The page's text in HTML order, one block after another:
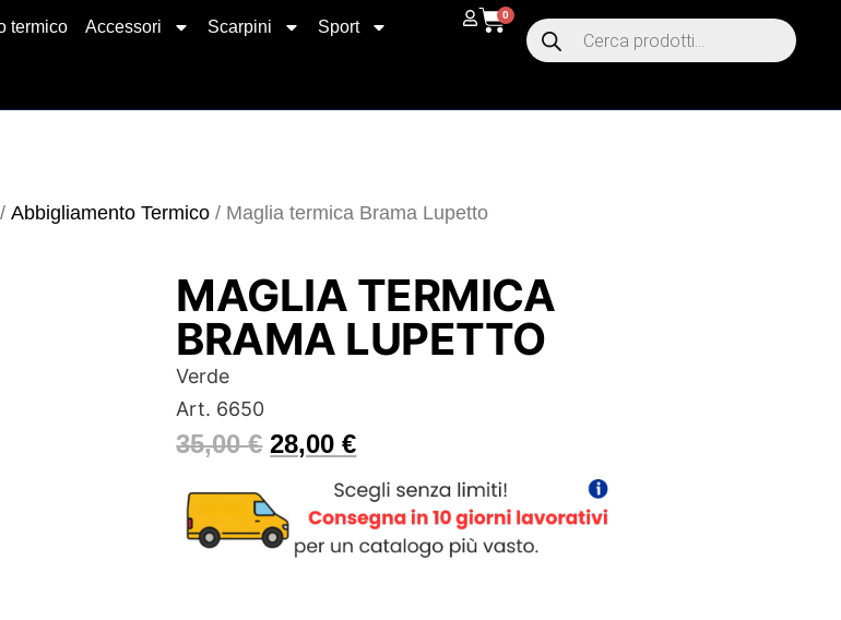
termico Accessori Scarpini Sport
0
Abbigliamento Termico/ Maglia termica Brama Lupetto
MAGLIA TERMICA
BRAMA LUPETTO
Verde
Art. 6650
35,00€ 28,00€